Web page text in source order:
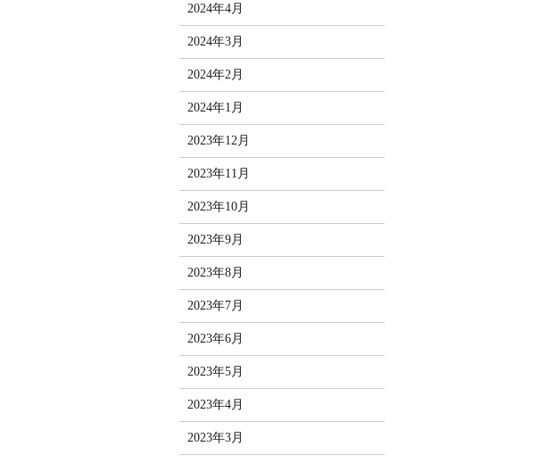
2024年4月
2024年3月
2024年2月
2024年1月
2023年12月
2023年11月
2023年10月
2023年9月
2023年8月
2023年7月
2023年6月
2023年5月
2023年4月
2023年3月